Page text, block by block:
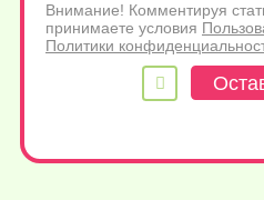
Внимание! Комментируя
принимаете условия
Политики